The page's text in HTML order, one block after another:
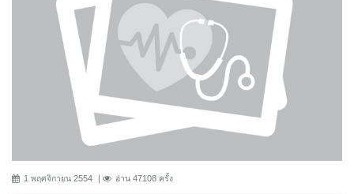
1 พฤศจิกายน 2554 อ่าน 47108 ครั้ง